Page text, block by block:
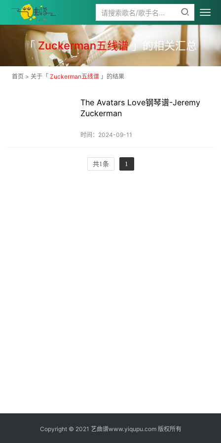
「Zuckerman五线谱」的相关汇总
首页 > 关于「 Zuckerman五线谱 」的结果
The Avatars Love钢琴谱-Jeremy
Zuckerman
时间：2024-09-11
共1条 1
Copyright © 2021 艺曲谱www.yiqupu.com 版权所有